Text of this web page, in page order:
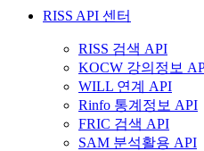
RISS API 센터
RISS 검색 API
KOCW 강의정보
WILL 연계 API
Rinfo 통계정보 API
FRIC 검색 API
SAM 분석활용 API